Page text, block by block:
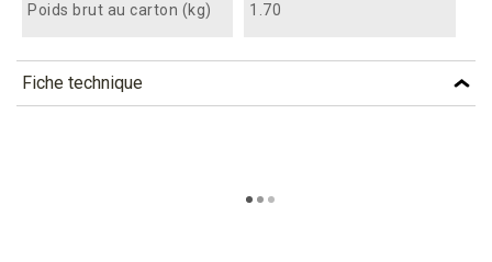
Poids brut au carton (kg) 1.70
Fiche technique